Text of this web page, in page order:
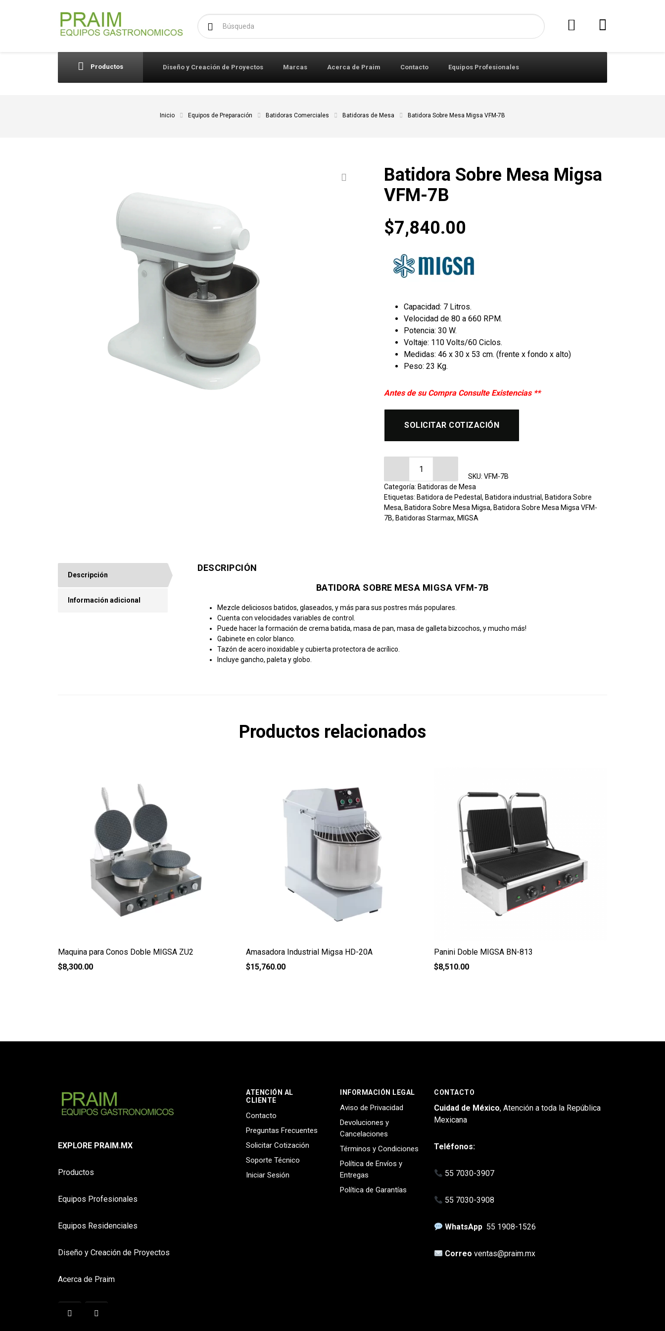
Buscar:
Productos Diseño y Creación de Proyectos Marcas Acerca de Praim Contacto Equipos Profesionales
Inicio Equipos de Preparación Batidoras Comerciales Batidoras de Mesa Batidora Sobre Mesa Migsa VFM-7B
Batidora Sobre Mesa Migsa
VFM-7B
$7,840.00
Capacidad: 7 Litros.
Velocidad de 80 a 660 RPM.
Potencia: 30 W.
Voltaje: 110 Volts/60 Ciclos.
Medidas: 46 x 30 x 53 cm. (frente x fondo x alto)
Peso: 23 Kg.
Antes de su Compra Consulte Existencias **
SOLICITAR COTIZACIÓN
Batidora Sobre Mesa Migsa VFM-7B cantidad
SKU:VFM-7B
Categoría: Batidoras de Mesa
Etiquetas: Batidora de Pedestal, Batidora industrial, Batidora Sobre
Mesa, Batidora Sobre Mesa Migsa, Batidora Sobre Mesa Migsa VFM-
7B, Batidoras Starmax, MIGSA
Descripción
Información adicional
DESCRIPCIÓN
BATIDORA SOBRE MESA MIGSA VFM-7B
Mezcle deliciosos batidos, glaseados, y más para sus postres más populares.
Cuenta con velocidades variables de control.
Puede hacer la formación de crema batida, masa de pan, masa de galleta bizcochos, y mucho más!
Gabinete en color blanco.
Tazón de acero inoxidable y cubierta protectora de acrílico.
Incluye gancho, paleta y globo.
Productos relacionados
Maquina para Conos Doble MIGSA ZU2
$8,300.00
Amasadora Industrial Migsa HD-20A
$15,760.00
Panini Doble MIGSA BN-813
$8,510.00
EXPLORE PRAIM.MX
Productos
Equipos Profesionales
Equipos Residenciales
Diseño y Creación de Proyectos
Acerca de Praim
ATENCIÓN AL
CLIENTE
Contacto
Preguntas Frecuentes
Solicitar Cotización
Soporte Técnico
Iniciar Sesión
INFORMACIÓN LEGAL
Aviso de Privacidad
Devoluciones y
Cancelaciones
Términos y Condiciones
Política de Envíos y
Entregas
Política de Garantías
CONTACTO
Cuidad de México, Atención a toda la República
Mexicana
Teléfonos:
55 7030-3907
55 7030-3908
WhatsApp 55 1908-1526
Correoventas@praim.mx